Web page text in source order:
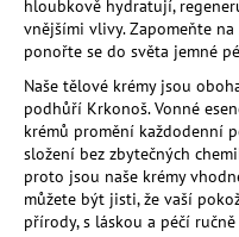
hloubkově hydratují,
vnějšími vlivy. Zapomeňte
ponořte se do světa jemné
Naše tělové krémy jsou
podhůří Krkonoš. Vonné
krémů promění každodenní
složení bez zbytečných
proto jsou naše krémy
můžete být jisti, že vaší
přírody, s láskou a péčí
t
ř
e
b
u
j
e